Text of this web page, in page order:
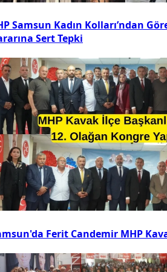
Samsun Kadın Kolları’ndan
Sert Tepki
Ferit Candemir MHP